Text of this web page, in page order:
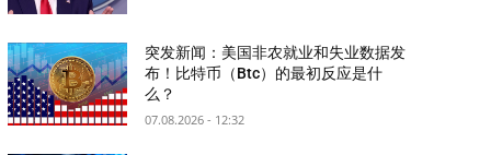
突发新闻：美国非农就业和失业数据发
布！比特币（Btc）的最初反应是什
么？
07.08.2026 - 12:32